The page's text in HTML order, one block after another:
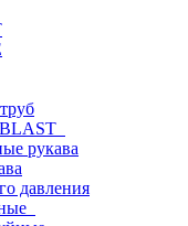
рукава
давления